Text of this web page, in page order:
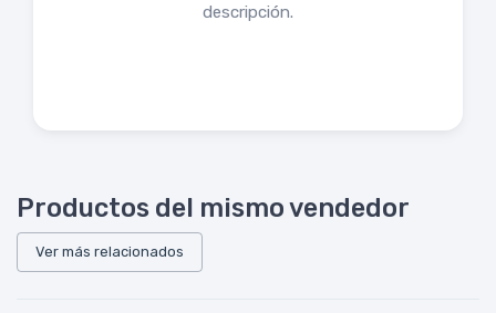
descripción.
Productos del mismo vendedor
Ver más relacionados